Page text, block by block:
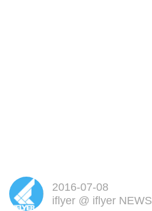
2016-07-08
iflyer @ iflyer NEWS